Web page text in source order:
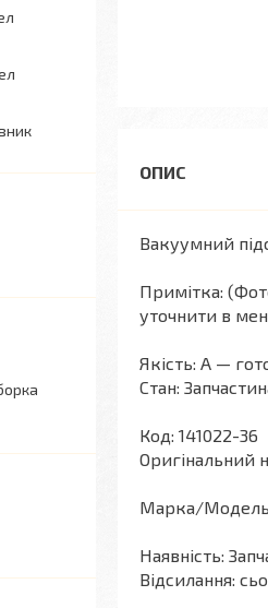
Вакуумний
Примітка:
уточнити в
Якість: А —
Стан:
Код: 141022-36
Оригінальний
Марка/Модель:
Наявність:
Відсилання: